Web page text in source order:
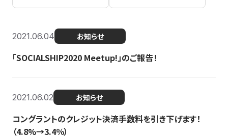
2021.06.04 お知らせ
「SOCIALSHIP2020 Meetup!」のご報告！
2021.06.02 お知らせ
コングラントのクレジット決済手数料を引き下げます！
（4.8%→3.4％）